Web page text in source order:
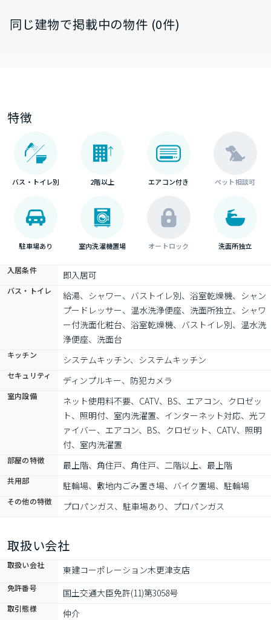
同じ建物で掲載中の物件 (0件)
特徴
バス・トイレ別 2階以上 エアコン付き ペット相談可
駐車場あり 室内洗濯機置場 オートロック 洗面所独立
入居条件 即入居可
バス・トイレ
給湯、シャワー、バストイレ別、浴室乾燥機、シャン
プードレッサー、温水洗浄便座、洗面所独立、シャワ
ー付洗面化粧台、浴室乾燥機、バストイレ別、温水洗
浄便座、洗面台
キッチン システムキッチン、システムキッチン
セキュリティ ディンプルキー、防犯カメラ
室内設備
ネット使用料不要、CATV、BS、エアコン、クロゼッ
ト、照明付、室内洗濯置、インターネット対応、光フ
ァイバー、エアコン、BS、クロゼット、CATV、照明
付、室内洗濯置
部屋の特徴 最上階、角住戸、角住戸、二階以上、最上階
共用部 駐輪場、敷地内ごみ置き場、バイク置場、駐輪場
その他の特徴 プロパンガス、駐車場あり、プロパンガス
取扱い会社
取扱い会社 東建コーポレーション木更津支店
免許番号 国土交通大臣免許(11)第3058号
取引態様 仲介